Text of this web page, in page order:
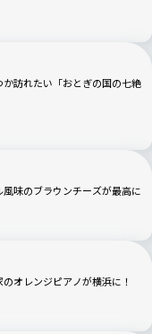
訪れたい「おとぎの国の七絶
風味のブラウンチーズが最高に
オレンジピアノが横浜に！